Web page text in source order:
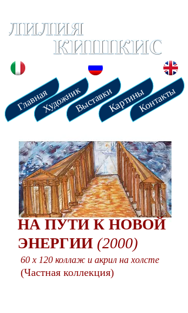
ГлавнаяХудожникВыставкиКартиныКонтакты
НА ПУТИ К НОВОЙ
ЭНЕРГИИ (2000)
60 x 120 коллаж и акрил на холсте
(Частная коллекция)